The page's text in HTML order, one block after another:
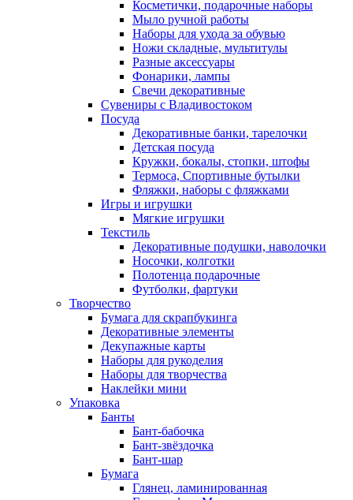
Косметички, подарочные наборы
Мыло ручной работы
Наборы для ухода за обувью
Ножи складные, мультитулы
Разные аксессуары
Фонарики, лампы
Свечи декоративные
Сувениры с Владивостоком
Посуда
Декоративные банки, тарелочки
Детская посуда
Кружки, бокалы, стопки, штофы
Термоса, Спортивные бутылки
Фляжки, наборы с фляжками
Игры и игрушки
Мягкие игрушки
Текстиль
Декоративные подушки, наволочки
Носочки, колготки
Полотенца подарочные
Футболки, фартуки
Творчество
Бумага для скрапбукинга
Декоративные элементы
Декупажные карты
Наборы для рукоделия
Наборы для творчества
Наклейки мини
Упаковка
Банты
Бант-бабочка
Бант-звёздочка
Бант-шар
Бумага
Глянец, ламинированная